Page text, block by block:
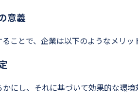
意義
ことで、企業は以下のようなメリッ
にし、それに基づいて効果的な環境